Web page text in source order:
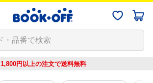
1,800円以上の注文で送料無料